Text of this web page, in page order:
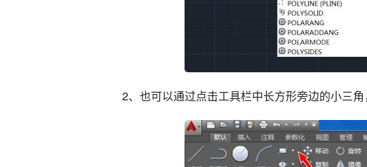
2、也可以通过点击工具栏中长方形旁边的小三角